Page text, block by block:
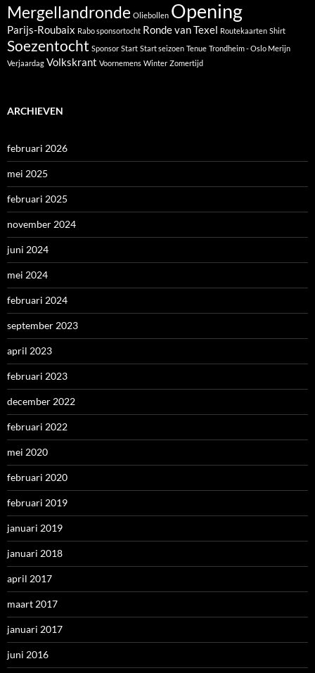
Mergellandronde Oliebollen Opening
Parijs-Roubaix Rabo sponsortocht Ronde van Texel Routekaarten Shirt
Soezentocht Sponsor Start Start seizoen Tenue Trondheim - Oslo Merijn
Verjaardag Volkskrant Voornemens Winter Zomertijd
ARCHIEVEN
februari 2026
mei 2025
februari 2025
november 2024
juni 2024
mei 2024
februari 2024
september 2023
april 2023
februari 2023
december 2022
februari 2022
mei 2020
februari 2020
februari 2019
januari 2019
januari 2018
april 2017
maart 2017
januari 2017
juni 2016